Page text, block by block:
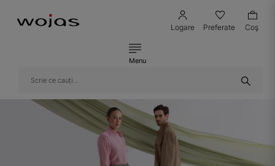
Logare Preferate Coş
Menu